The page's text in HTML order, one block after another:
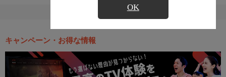
OK
キャンペーン・お得な情報